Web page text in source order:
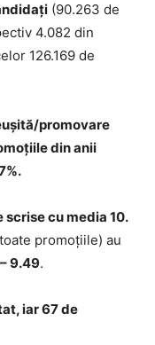
(90.263 de
4.082 din
126.169 de
promovare
din anii
cu media 10.
promoțiile) au
9.49.
iar 67 de